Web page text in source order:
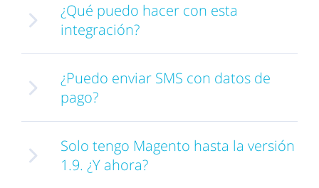
¿Qué puedo hacer con esta
integración?
¿Puedo enviar SMS con datos de
pago?
Solo tengo Magento hasta la versión
1.9. ¿Y ahora?